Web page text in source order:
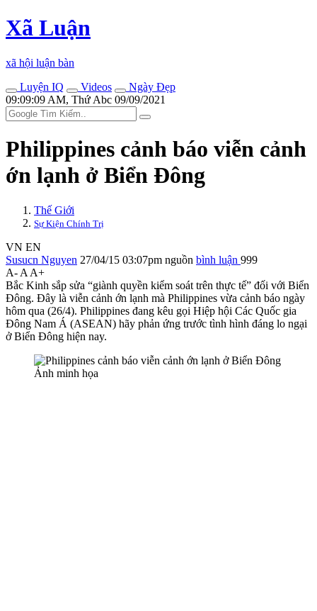
Xã Luận
xã hội luận bàn
Luyện IQ
Videos
Ngày Đẹp
09:09:09 AM, Thứ Abc 09/09/2021
Philippines cảnh báo viễn cảnh
ớn lạnh ở Biển Đông
Thế Giới
Sự Kiện Chính Trị
VN EN
Susucn Nguyen 27/04/15 03:07pm nguồn bình luận 999
A- A A+
Bắc Kinh sắp sửa “giành quyền kiểm soát trên thực tế” đối với Biển
Đông. Đây là viễn cảnh ớn lạnh mà Philippines vừa cảnh báo ngày
hôm qua (26/4). Philippines đang kêu gọi Hiệp hội Các Quốc gia
Đông Nam Á (ASEAN) hãy phản ứng trước tình hình đáng lo ngại
ở Biển Đông hiện nay.
Ảnh minh họa